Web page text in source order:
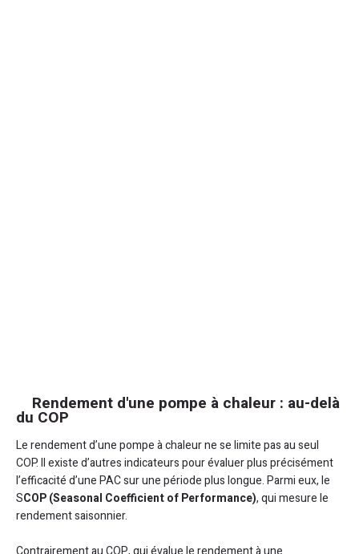
Rendement d'une pompe à chaleur : au-delà
du COP
Le rendement d’une pompe à chaleur ne se limite pas au seul
COP. Il existe d’autres indicateurs pour évaluer plus précisément
l’efficacité d’une PAC sur une période plus longue. Parmi eux, le
SCOP (Seasonal Coefficient of Performance), qui mesure le
rendement saisonnier.